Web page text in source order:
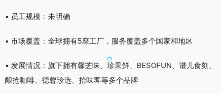
• 员工规模：未明确
• 市场覆盖：全球拥有5座工厂，服务覆盖多个国家和地区
• 发展情况：旗下拥有馨芝味、珍果鲜、BESOFUN、谱儿食刻、
酿抢咖啡、德馨珍选、拾味客等多个品牌